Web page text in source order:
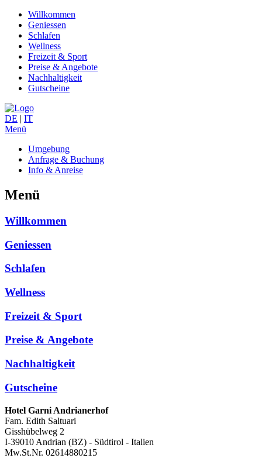
Willkommen
Geniessen
Schlafen
Wellness
Freizeit & Sport
Preise & Angebote
Nachhaltigkeit
Gutscheine
DE | IT
Menü
Umgebung
Anfrage & Buchung
Info & Anreise
Menü
Willkommen
Geniessen
Schlafen
Wellness
Freizeit & Sport
Preise & Angebote
Nachhaltigkeit
Gutscheine
Hotel Garni Andrianerhof
Fam. Edith Saltuari
Gisshübelweg 2
I-39010 Andrian (BZ) - Südtirol - Italien
Mw.St.Nr. 02614880215